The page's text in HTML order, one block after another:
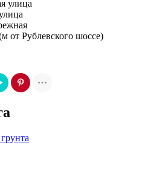
улица
от Рублевского шоссе)